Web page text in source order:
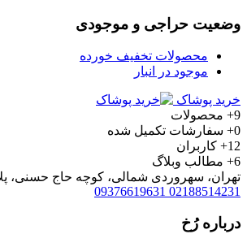
وضعیت حراجی و موجودی
محصولات تخفیف خورده
موجود در انبار
خرید پوشاک
9+
محصولات
0+
سفارشات تکمیل شده
12+
کاربران
6+
مطالب وبلاگ
تهران، سهروردی شمالی، کوچه حاج حسنی،
02188514231
09376619631
درباره رُخ